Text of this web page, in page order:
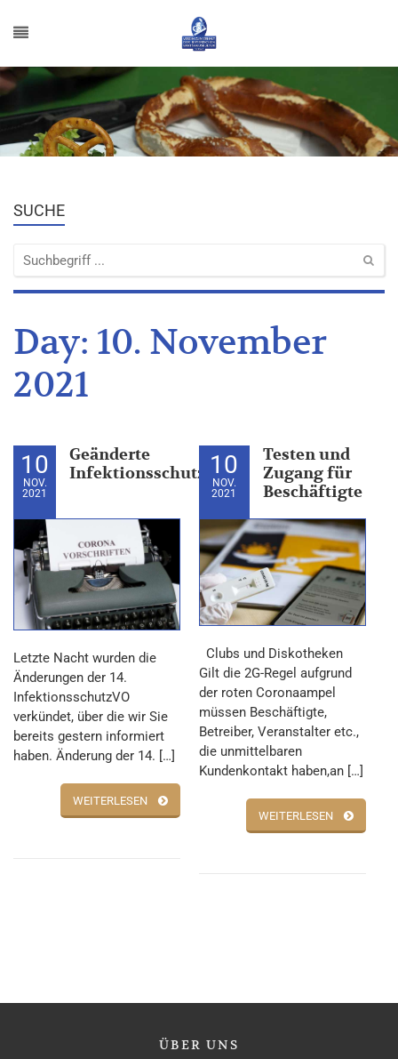
SUCHE
Day: 10. November
2021
10
NOV.
2021
Geänderte
InfektionsschutzVO
Letzte Nacht wurden die
Änderungen der 14.
InfektionsschutzVO
verkündet, über die wir Sie
bereits gestern informiert
haben. Änderung der 14. […]
WEITERLESEN
10
NOV.
2021
Testen und
Zugang für
Beschäftigte
Clubs und Diskotheken
Gilt die 2G-Regel aufgrund
der roten Coronaampel
müssen Beschäftigte,
Betreiber, Veranstalter etc.,
die unmittelbaren
Kundenkontakt haben,an […]
WEITERLESEN
ÜBER UNS